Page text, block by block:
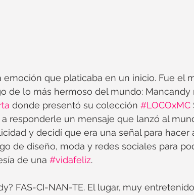
emoción que platicaba en un inicio. Fue el
de lo más hermoso del mundo: Mancandy
donde presentó su colección #LOCOxMC
responderle un mensaje que lanzó al
y decidí que era una señal para hacer
de diseño, moda y redes sociales para
de una #vidafeliz.
FAS-CI-NAN-TE. El lugar, muy